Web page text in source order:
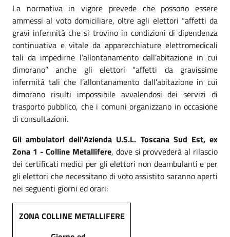
La normativa in vigore prevede che possono essere
ammessi al voto domiciliare, oltre agli elettori “affetti da
gravi infermità che si trovino in condizioni di dipendenza
continuativa e vitale da apparecchiature elettromedicali
tali da impedirne l’allontanamento dall’abitazione in cui
dimorano” anche gli elettori “affetti da gravissime
infermità tali che l’allontanamento dall’abitazione in cui
dimorano risulti impossibile avvalendosi dei servizi di
trasporto pubblico, che i comuni organizzano in occasione
di consultazioni.
Gli ambulatori dell'Azienda U.S.L. Toscana Sud Est, ex
Zona 1 - Colline Metallifere, dove si provvederà al rilascio
dei certificati medici per gli elettori non deambulanti e per
gli elettori che necessitano di voto assistito saranno aperti
nei seguenti giorni ed orari:
ZONA COLLINE METALLIFERE